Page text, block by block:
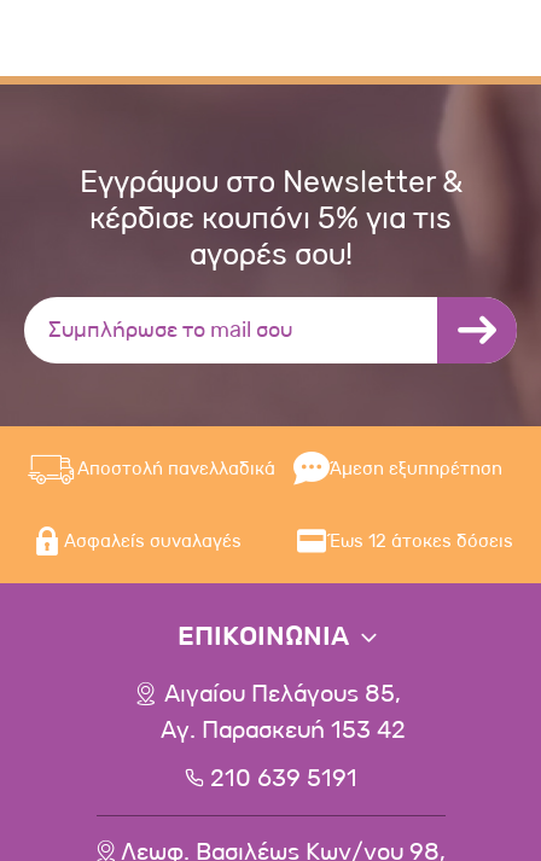
Εγγράψου στο Newsletter &
κέρδισε κουπόνι 5% για τις
αγορές σου!
Αποστολή πανελλαδικά Άμεση εξυπηρέτηση
Ασφαλείς συναλαγές Έως 12 άτοκες δόσεις
ΕΠΙΚΟΙΝΩΝΙΑ
Αιγαίου Πελάγους 85,
Αγ. Παρασκευή 153 42
210 639 5191
Λεωφ. Βασιλέως Κων/νου 98,